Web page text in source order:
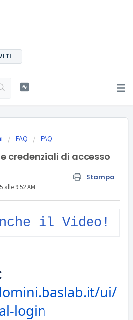
FAQ FAQ
credenziali di accesso
Stampa
alle 9:52 AM
il Video!
ui/
login